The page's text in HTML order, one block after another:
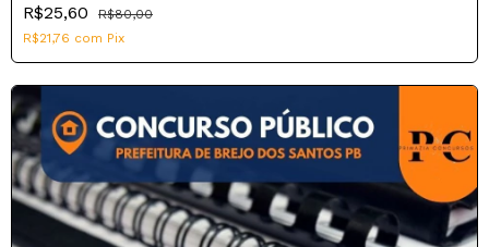
R$25,60
R$80,00
R$21,76 com Pix